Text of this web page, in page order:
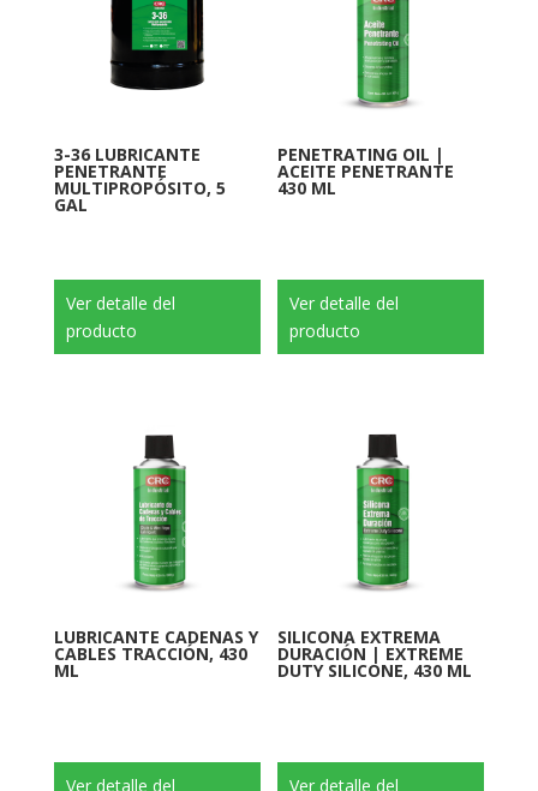
3-36 LUBRICANTE
PENETRANTE
MULTIPROPÓSITO, 5
GAL
Ver detalle del
producto
PENETRATING OIL |
ACEITE PENETRANTE
430 ML
Ver detalle del
producto
LUBRICANTE CADENAS Y
CABLES TRACCIÓN, 430
ML
Ver detalle del
SILICONA EXTREMA
DURACIÓN | EXTREME
DUTY SILICONE, 430 ML
Ver detalle del